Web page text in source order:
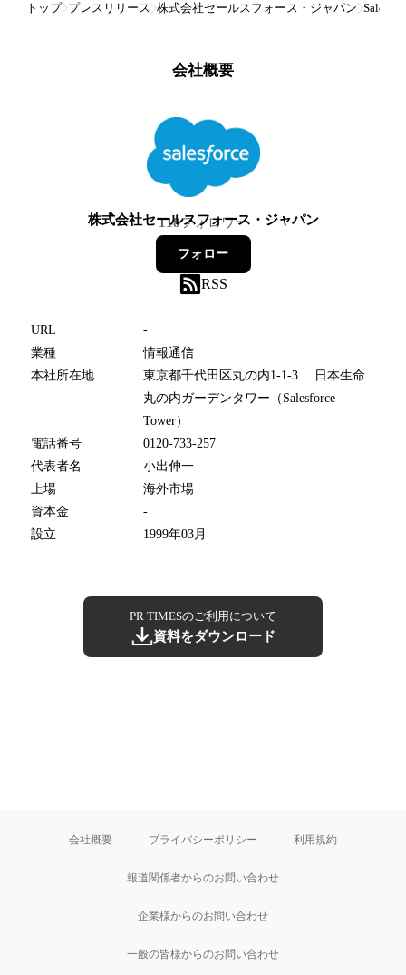
トップ プレスリリース 株式会社セールスフォース・ジャパン
会社概要
株式会社セールスフォース・ジャパン
118フォロワー
フォロー
RSS
URL
-
業種
情報通信
本社所在地
東京都千代田区丸の内1-1-3 日本生命
丸の内ガーデンタワー（Salesforce
Tower）
電話番号
0120-733-257
代表者名
小出伸一
上場
海外市場
資本金
-
設立
1999年03月
PR TIMESのご利用について
資料をダウンロード
会社概要 プライバシーポリシー 利用規約
報道関係者からのお問い合わせ
企業様からのお問い合わせ
一般の皆様からのお問い合わせ